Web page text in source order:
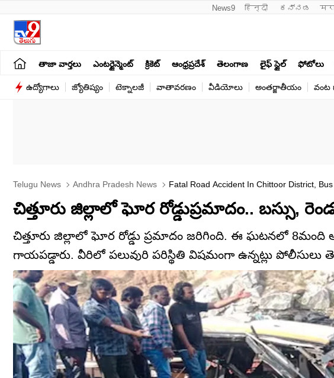
News9 हिन्दी ಕನ್ನಡ
తాజా వార్తలు ఎంటర్టైన్మెంట్ క్రికెట్ ఆంధ్రప్రదేశ్ తెలంగాణ లైఫ్ స్టైల్ ఫోటోలు
ఉద్యోగాలు జ్యోతిష్యం టెక్నాలజీ వాతావరణం వీడియోలు అంతర్జాతీయం వంట
Telugu News Andhra Pradesh News Fatal Road Accident In Chittoor District,
చిత్తూరు జిల్లాలో ఘోర రోడ్డుప్రమాదం.. బస్సు,
చిత్తూరు జిల్లాలో ఘోర రోడ్డు ప్రమాదం జరిగింది. ఈ ఘటనలో
గాయపడ్డారు. వీరిలో పలువురి పరిస్థితి విషమంగా ఉన్నట్లు